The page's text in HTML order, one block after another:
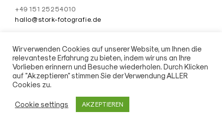
+49 151 25254010
hallo@stork-fotografie.de
AGB Impressum / Datenschutz
Wir verwenden Cookies auf unserer Website, um Ihnen die
relevanteste Erfahrung zu bieten, indem wir uns an Ihre
Vorlieben erinnern und Besuche wiederholen. Durch Klicken
auf "Akzeptieren" stimmen Sie der Verwendung ALLER
Cookies zu.
Cookie settings AKZEPTIEREN